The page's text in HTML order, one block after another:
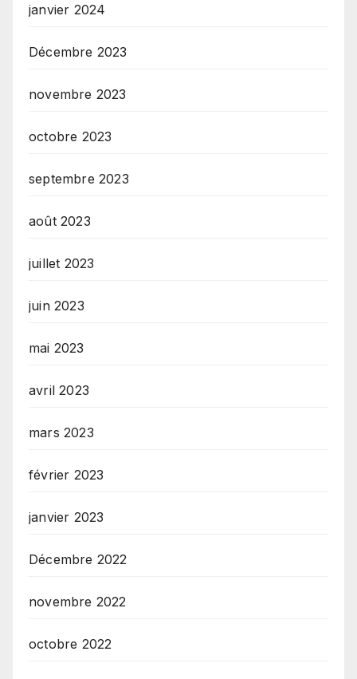
janvier 2024
Décembre 2023
novembre 2023
octobre 2023
septembre 2023
août 2023
juillet 2023
juin 2023
mai 2023
avril 2023
mars 2023
février 2023
janvier 2023
Décembre 2022
novembre 2022
octobre 2022